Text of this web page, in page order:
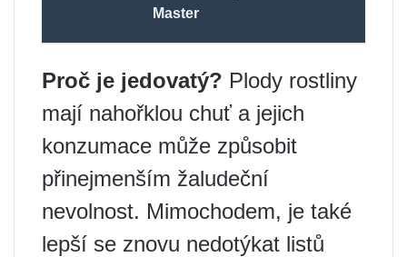
Master
Proč je jedovatý? Plody rostliny
mají nahořklou chuť a jejich
konzumace může způsobit
přinejmenším žaludeční
nevolnost. Mimochodem, je také
lepší se znovu nedotýkat listů